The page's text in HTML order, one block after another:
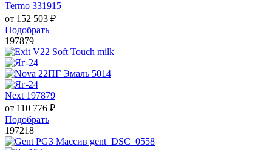
Termo 331915
от 152 503 ₽
Подобрать
197879
Next 197879
от 110 776 ₽
Подобрать
197218